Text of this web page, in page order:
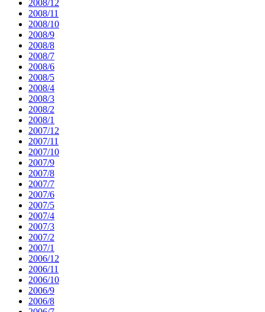
2008/12
2008/11
2008/10
2008/9
2008/8
2008/7
2008/6
2008/5
2008/4
2008/3
2008/2
2008/1
2007/12
2007/11
2007/10
2007/9
2007/8
2007/7
2007/6
2007/5
2007/4
2007/3
2007/2
2007/1
2006/12
2006/11
2006/10
2006/9
2006/8